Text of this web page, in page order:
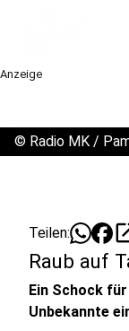
Anzeige
© Radio MK /
Teilen:
Raub auf
Ein Schock
Unbekannte